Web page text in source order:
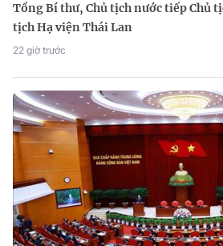
Tổng Bí thư, Chủ tịch nước tiếp Chủ
tịch Hạ viện Thái Lan
22 giờ trước